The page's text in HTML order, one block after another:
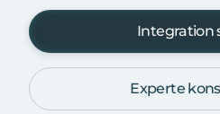
Integration
Experte